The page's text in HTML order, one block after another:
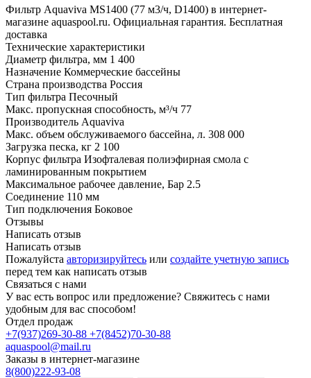
Фильтр Aquaviva MS1400 (77 м3/ч, D1400) в интернет-
магазине aquaspool.ru. Официальная гарантия. Бесплатная
доставка
Технические характеристики
Диаметр фильтра, мм 1 400
Назначение Коммерческие бассейны
Страна производства Россия
Тип фильтра Песочный
Макс. пропускная способность, м³/ч 77
Производитель Aquaviva
Макс. объем обслуживаемого бассейна, л. 308 000
Загрузка песка, кг 2 100
Корпус фильтра Изофталевая полиэфирная смола с
ламинированным покрытием
Максимальное рабочее давление, Бар 2.5
Соединение 110 мм
Тип подключения Боковое
Отзывы
Написать отзыв
Написать отзыв
Пожалуйста авторизируйтесь или создайте учетную запись
перед тем как написать отзыв
Связаться с нами
У вас есть вопрос или предложение? Свяжитесь с нами
удобным для вас способом!
Отдел продаж
+7(937)269-30-88 +7(8452)70-30-88
aquaspool@mail.ru
Заказы в интернет-магазине
8(800)222-93-08